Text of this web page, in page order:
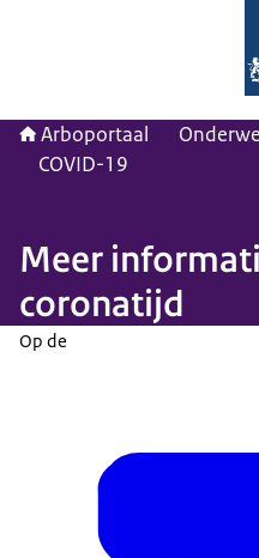
Arboportaal
COVID-19
Meer
coronatijd
Op de